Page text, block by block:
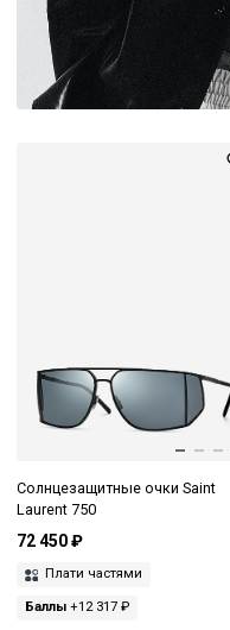
Солнцезащитные очки Saint
Laurent 750
72 450 ₽
Плати частями
Баллы +12 317 ₽